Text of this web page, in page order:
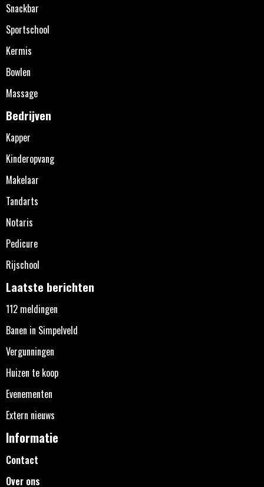
Snackbar
Sportschool
Kermis
Bowlen
Massage
Bedrijven
Kapper
Kinderopvang
Makelaar
Tandarts
Notaris
Pedicure
Rijschool
Laatste berichten
112 meldingen
Banen in Simpelveld
Vergunningen
Huizen te koop
Evenementen
Extern nieuws
Informatie
Contact
Over ons